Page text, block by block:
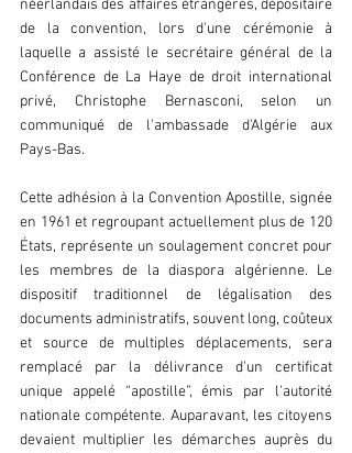
néerlandais des affaires étrangères, dépositaire
de la convention, lors d'une cérémonie à
laquelle a assisté le secrétaire général de la
Conférence de La Haye de droit international
privé, Christophe Bernasconi, selon un
communiqué de l'ambassade d'Algérie aux
Pays-Bas.
Cette adhésion à la Convention Apostille, signée
en 1961 et regroupant actuellement plus de 120
États, représente un soulagement concret pour
les membres de la diaspora algérienne. Le
dispositif traditionnel de légalisation des
documents administratifs, souvent long, coûteux
et source de multiples déplacements, sera
remplacé par la délivrance d'un certificat
unique appelé “apostille”, émis par l'autorité
nationale compétente. Auparavant, les citoyens
devaient multiplier les démarches auprès du